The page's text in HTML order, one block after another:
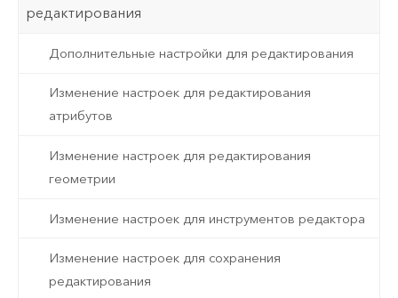
редактирования
Дополнительные настройки для редактирования
Изменение настроек для редактирования
атрибутов
Изменение настроек для редактирования
геометрии
Изменение настроек для инструментов редактора
Изменение настроек для сохранения
редактирования